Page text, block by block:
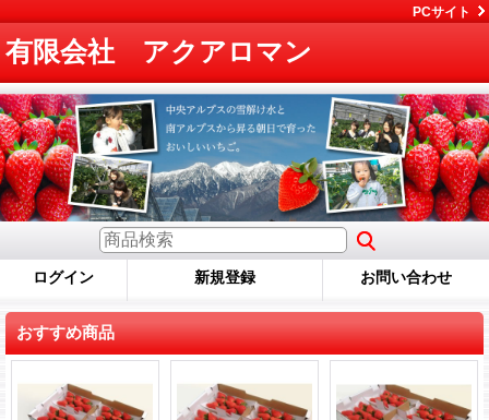
PCサイト
有限会社 アクアロマン
ログイン 新規登録 お問い合わせ
おすすめ商品